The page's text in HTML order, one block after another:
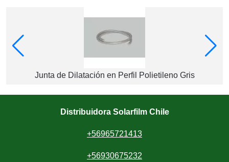
Junta de Dilatación en Perfil Polietileno Gris
Distribuidora Solarfilm Chile
+56965721413
+56930675232